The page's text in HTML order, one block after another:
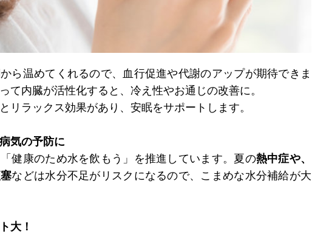
ら温めてくれるので、血行促進や代謝のアップが期待できま
て内臓が活性化すると、冷え性やお通じの改善に。
リラックス効果があり、安眠をサポートします。
気の予防に
健康のため水を飲もう」を推進しています。夏の熱中症や、
などは水分不足がリスクになるので、こまめな水分補給が大
大！